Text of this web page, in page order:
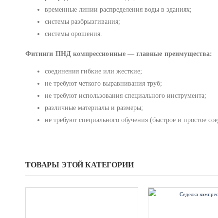
временные линии распределения воды в зданиях;
системы разбрызгивания;
системы орошения.
Фитинги ПНД компрессионные — главные преимущества:
соединения гибкие или жесткие;
не требуют четкого выравнивания труб;
не требуют использования специального инструмента;
различные материалы и размеры;
не требуют специального обучения (быстрое и простое
ТОВАРЫ ЭТОЙ КАТЕГОРИИ